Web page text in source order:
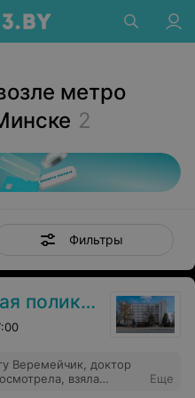
метро
2
Фильтры
Еще